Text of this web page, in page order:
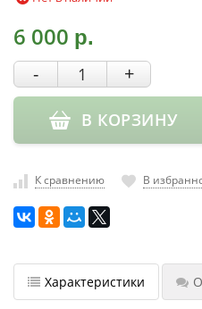
Стерилизаторы
УЗ-ванны
Фрезы и
насадки
Хранение
РАСПРОДАЖА
6 000 р.
- +
В КОРЗИНУ
К сравнению В
Характеристики